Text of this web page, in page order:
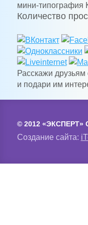
мини-типография
Количество
Расскажи
и подари им
© 2012
Создание сайта: